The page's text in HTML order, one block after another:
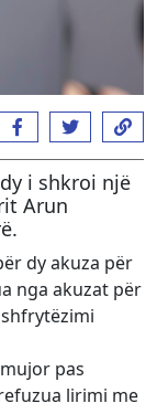
i shkroi një
Arun
dy akuza për
nga akuzat për
pas
lirimi me